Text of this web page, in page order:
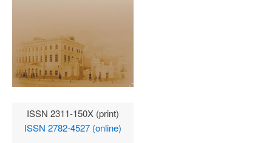
ISSN 2311-150X (print)
ISSN 2782-4527 (online)